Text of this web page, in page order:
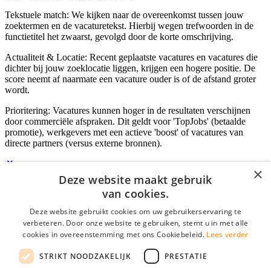
Tekstuele match: We kijken naar de overeenkomst tussen jouw
zoektermen en de vacaturetekst. Hierbij wegen trefwoorden in de
functietitel het zwaarst, gevolgd door de korte omschrijving.
Actualiteit & Locatie: Recent geplaatste vacatures en vacatures die
dichter bij jouw zoeklocatie liggen, krijgen een hogere positie. De
score neemt af naarmate een vacature ouder is of de afstand groter
wordt.
Prioritering: Vacatures kunnen hoger in de resultaten verschijnen
door commerciële afspraken. Dit geldt voor 'TopJobs' (betaalde
promotie), werkgevers met een actieve 'boost' of vacatures van
directe partners (versus externe bronnen).
Inloggen als bedrijf
E-mail*
Wachtwoord
login gegevens onthouden
×
Deze website maakt gebruik
van cookies.
Deze website gebruikt cookies om uw gebruikerservaring te
verbeteren. Door onze website te gebruiken, stemt u in met alle
cookies in overeenstemming met ons Cookiebeleid. Lees verder
STRIKT NOODZAKELIJK PRESTATIE